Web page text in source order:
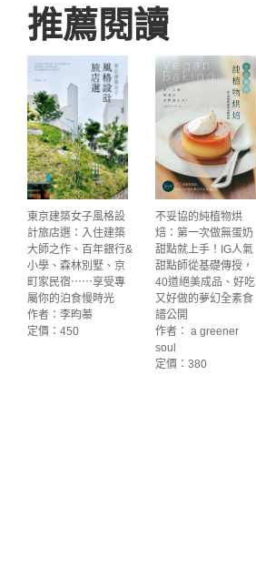
推薦閱讀
東京建築女子風格設
計旅店選：入住建築
大師之作、百年銀行&
小學、森林別墅、京
町家民宿⋯⋯享受專
屬你的泊食慢時光
作者：李昀蓁
定價：450
不妥協的純植物烘
焙：第一次做無蛋奶
甜點就上手！IG人氣
甜點師從基礎傳授，
40道絕美成品、好吃
又好做的夢幻全素食
譜公開
作者： a greener
soul
定價：380